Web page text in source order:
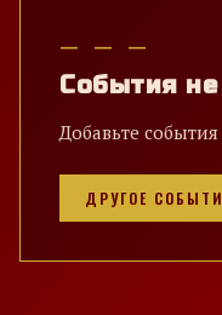
— — —
События
Добавьте
ДРУГОЕ